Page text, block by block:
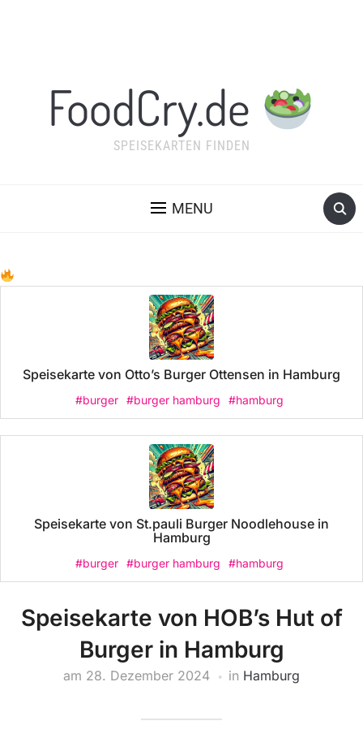
FoodCry.de
SPEISEKARTEN FINDEN
MENU
Speisekarte von Otto’s Burger Ottensen in Hamburg
#burger #burger hamburg #hamburg
Speisekarte von St.pauli Burger Noodlehouse in
Hamburg
#burger #burger hamburg #hamburg
Speisekarte von HOB’s Hut of
Burger in Hamburg
am 28. Dezember 2024 in Hamburg